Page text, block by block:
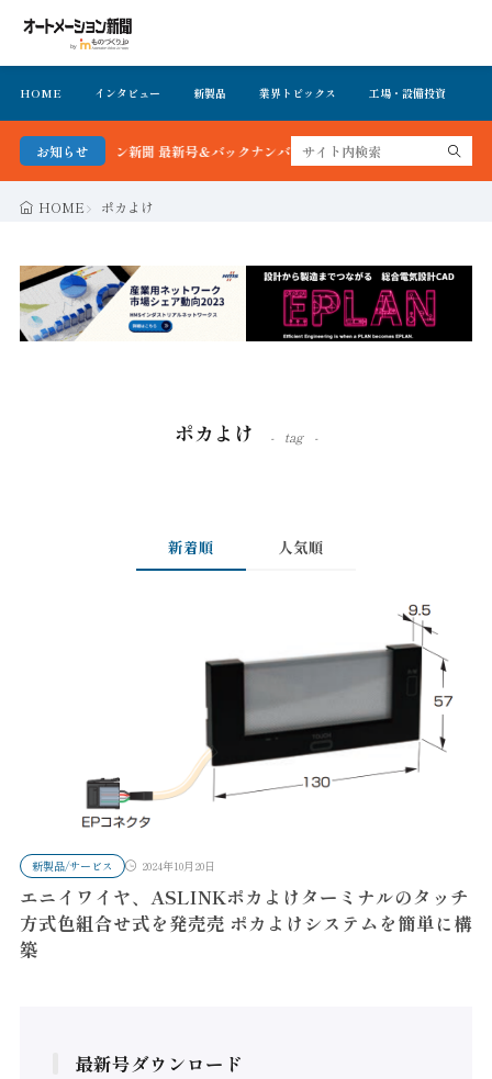
HOME インタビュー 新製品 業界トピックス 工場・設備投資
お知らせ
トメーション新聞 最新号＆バックナンバーを無料で公開中 詳細はこちら
HOME ポカよけ
ポカよけ tag
新着順 人気順
新製品/サービス 2024年10月20日
エニイワイヤ、ASLINKポカよけターミナルのタッチ
方式色組合せ式を発売売 ポカよけシステムを簡単に構
築
最新号ダウンロード